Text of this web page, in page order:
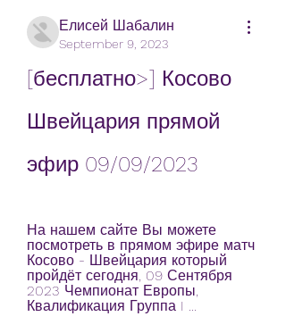
Елисей Шабалин
September 9, 2023
[бесплатно>] Косово
Швейцария прямой
эфир 09/09/2023
На нашем сайте Вы можете
посмотреть в прямом эфире матч
Косово - Швейцария который
пройдёт сегодня, 09 Сентября
2023 Чемпионат Европы,
Квалификация Группа I ...